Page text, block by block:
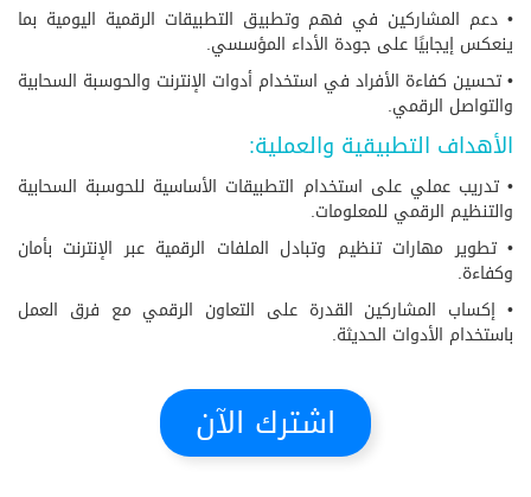
• دعم المشاركين في فهم وتطبيق التطبيقات الرقمية اليومية بما
ينعكس إيجابيًا على جودة الأداء المؤسسي.
• تحسين كفاءة الأفراد في استخدام أدوات الإنترنت والحوسبة السحابية
والتواصل الرقمي.
الأهداف التطبيقية والعملية:
• تدريب عملي على استخدام التطبيقات الأساسية للحوسبة السحابية
والتنظيم الرقمي للمعلومات.
• تطوير مهارات تنظيم وتبادل الملفات الرقمية عبر الإنترنت بأمان
وكفاءة.
• إكساب المشاركين القدرة على التعاون الرقمي مع فرق العمل
باستخدام الأدوات الحديثة.
اشترك الآن